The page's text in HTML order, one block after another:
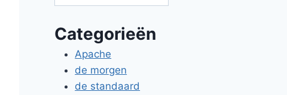
Categorieën
Apache
de morgen
de standaard